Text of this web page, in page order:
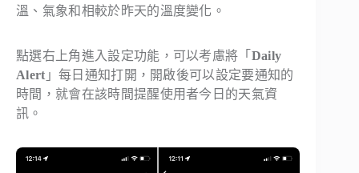
溫、氣象和相較於昨天的溫度變化。
點選右上角進入設定功能，可以考慮將「 Daily
Alert 」每日通知打開，開啟後可以設定要通知的
時間，就會在該時間提醒使用者今日的天氣資
訊。